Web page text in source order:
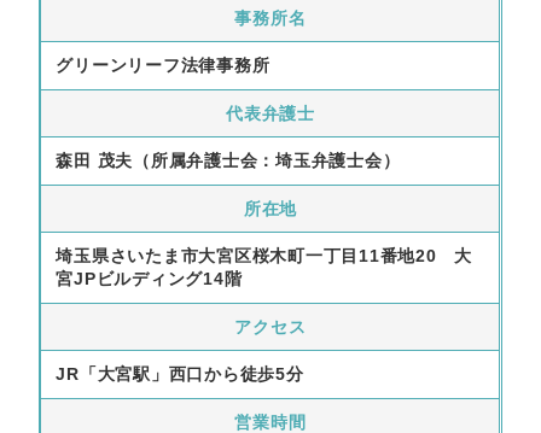
事務所名
グリーンリーフ法律事務所
代表弁護士
森田 茂夫（所属弁護士会：埼玉弁護士会）
所在地
埼玉県さいたま市大宮区桜木町一丁目11番地20 大
宮JPビルディング14階
アクセス
JR「大宮駅」西口から徒歩5分
営業時間